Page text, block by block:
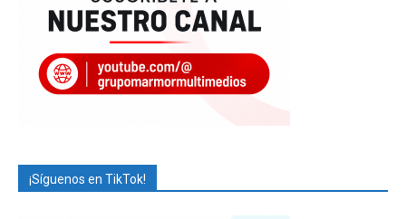
¡Síguenos en TikTok!